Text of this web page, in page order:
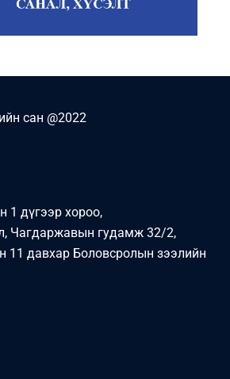
сан @2022
1 дүгээр хороо,
Чагдаржавын гудамж 32/2,
11 давхар Боловсролын зээлийн